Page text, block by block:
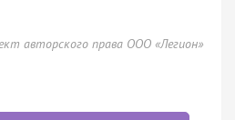
авторского права ООО «Легион»